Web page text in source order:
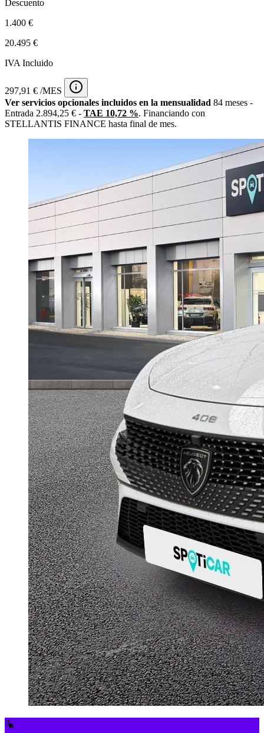
Descuento
1.400 €
20.495 €
IVA Incluido
297,91 € /MES
Ver servicios opcionales incluidos en la mensualidad 84 meses -
Entrada 2.894,25 € - TAE 10,72 %. Financiando con
STELLANTIS FINANCE hasta final de mes.